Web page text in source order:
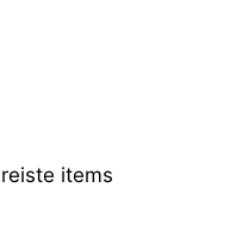
items